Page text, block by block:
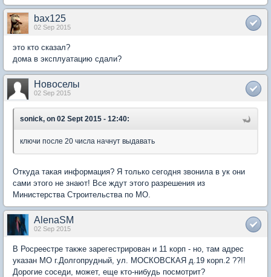
bax125
02 Sep 2015
это кто сказал?
дома в эксплуатацию сдали?
Новоселы
02 Sep 2015
sonick, on 02 Sept 2015 - 12:40:
ключи после 20 числа начнут выдавать
Откуда такая информация? Я только сегодня звонила в ук они
сами этого не знают! Все ждут этого разрешения из
Министерства Строительства по МО.
AlenaSM
02 Sep 2015
В Росреестре также зарегестрирован и 11 корп - но, там адрес
указан МО г.Долгопрудный, ул. МОСКОВСКАЯ д.19 корп.2 ??!!
Дорогие соседи, может, еще кто-нибудь посмотрит?